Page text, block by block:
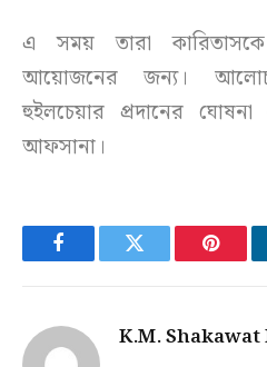
এ সময় তারা
আয়োজনের জন্য।
হুইলচেয়ার প্রদানের
আফসানা।
FacebookTwitter
K.M. Shakawat